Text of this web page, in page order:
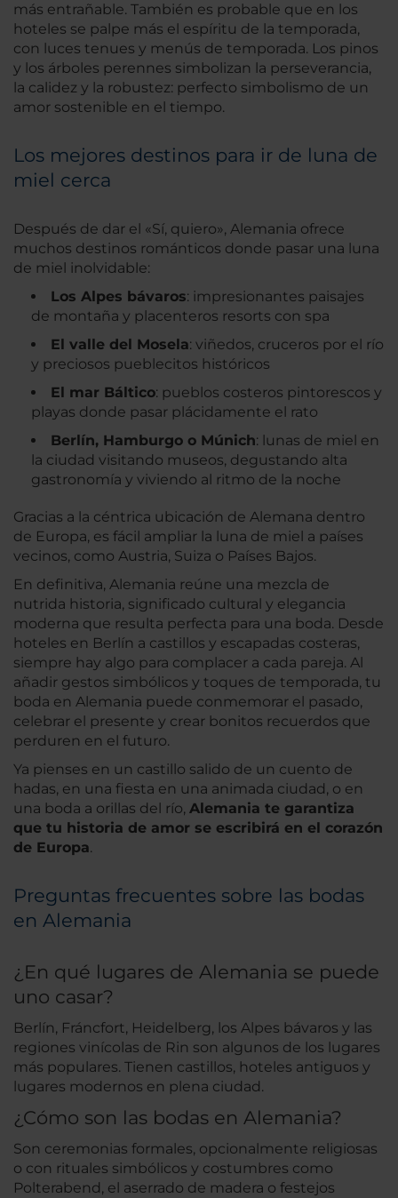
más entrañable. También es probable que en los
hoteles se palpe más el espíritu de la temporada,
con luces tenues y menús de temporada. Los pinos
y los árboles perennes simbolizan la perseverancia,
la calidez y la robustez: perfecto simbolismo de un
amor sostenible en el tiempo.
Los mejores destinos para ir de luna de
miel cerca
Después de dar el «Sí, quiero», Alemania ofrece
muchos destinos románticos donde pasar una luna
de miel inolvidable:
Los Alpes bávaros: impresionantes paisajes
de montaña y placenteros resorts con spa
El valle del Mosela: viñedos, cruceros por el río
y preciosos pueblecitos históricos
El mar Báltico: pueblos costeros pintorescos y
playas donde pasar plácidamente el rato
Berlín, Hamburgo o Múnich: lunas de miel en
la ciudad visitando museos, degustando alta
gastronomía y viviendo al ritmo de la noche
Gracias a la céntrica ubicación de Alemana dentro
de Europa, es fácil ampliar la luna de miel a países
vecinos, como Austria, Suiza o Países Bajos.
En definitiva, Alemania reúne una mezcla de
nutrida historia, significado cultural y elegancia
moderna que resulta perfecta para una boda. Desde
hoteles en Berlín a castillos y escapadas costeras,
siempre hay algo para complacer a cada pareja. Al
añadir gestos simbólicos y toques de temporada, tu
boda en Alemania puede conmemorar el pasado,
celebrar el presente y crear bonitos recuerdos que
perduren en el futuro.
Ya pienses en un castillo salido de un cuento de
hadas, en una fiesta en una animada ciudad, o en
una boda a orillas del río, Alemania te garantiza
que tu historia de amor se escribirá en el corazón
de Europa.
Preguntas frecuentes sobre las bodas
en Alemania
¿En qué lugares de Alemania se puede
uno casar?
Berlín, Fráncfort, Heidelberg, los Alpes bávaros y las
regiones vinícolas de Rin son algunos de los lugares
más populares. Tienen castillos, hoteles antiguos y
lugares modernos en plena ciudad.
¿Cómo son las bodas en Alemania?
Son ceremonias formales, opcionalmente religiosas
o con rituales simbólicos y costumbres como
Polterabend, el aserrado de madera o festejos